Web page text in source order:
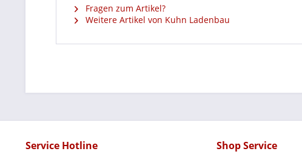
Fragen zum Artikel?
Weitere Artikel von Kuhn Ladenbau
Service Hotline Shop Service